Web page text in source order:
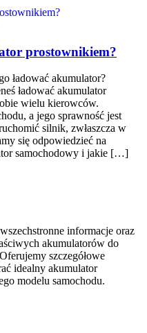
prostownikiem?
ładować akumulator?
ładować akumulator
wielu kierowców.
a jego sprawność jest
silnik, zwłaszcza w
się odpowiedzieć na
samochodowy i jakie […]
informacje oraz
akumulatorów do
szczegółowe
idealny akumulator
modelu samochodu.